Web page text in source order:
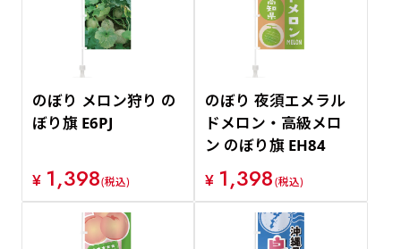
のぼり メロン狩り の
ぼり旗 E6PJ
¥ 1,398(税込)
のぼり 夜須エメラル
ドメロン・高級メロ
ン のぼり旗 EH84
¥ 1,398(税込)